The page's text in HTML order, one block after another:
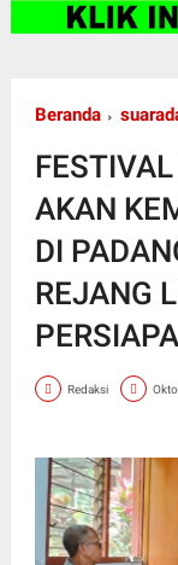
Beranda
AKAN
DI
REJANG
Redaksi